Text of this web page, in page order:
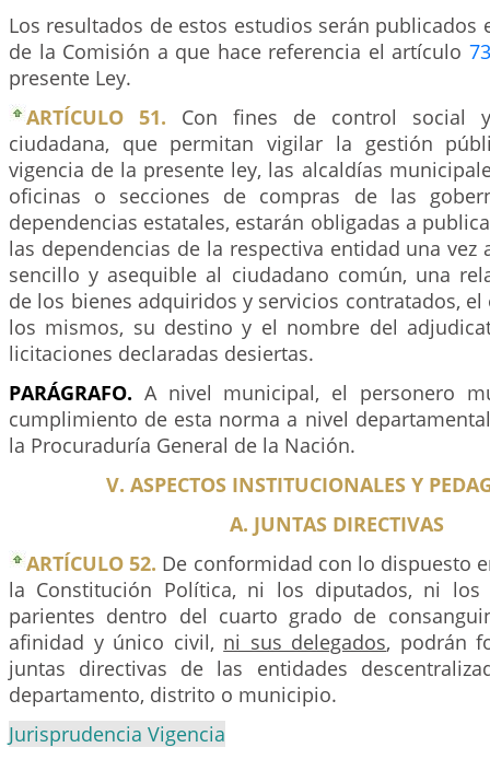
Los resultados de estos estudios serán publicados
de la Comisión a que hace referencia el artículo 73
presente Ley.
ARTÍCULO 51. Con fines de control social
ciudadana, que permitan vigilar la gestión
vigencia de la presente ley, las alcaldías
oficinas o secciones de compras de las
dependencias estatales, estarán obligadas a
las dependencias de la respectiva entidad una vez
sencillo y asequible al ciudadano común, una
de los bienes adquiridos y servicios contratados,
los mismos, su destino y el nombre del
licitaciones declaradas desiertas.
PARÁGRAFO. A nivel municipal, el personero
cumplimiento de esta norma a nivel
la Procuraduría General de la Nación.
V. ASPECTOS INSTITUCIONALES Y
A. JUNTAS DIRECTIVAS
ARTÍCULO 52. De conformidad con lo dispuesto
la Constitución Política, ni los diputados, ni los
parientes dentro del cuarto grado de
afinidad y único civil, ni sus delegados, podrán
juntas directivas de las entidades
departamento, distrito o municipio.
Jurisprudencia Vigencia